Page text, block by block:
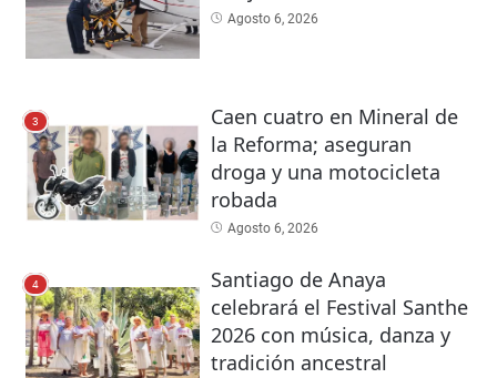
Agosto 6, 2026
3
Caen cuatro en Mineral de
la Reforma; aseguran
droga y una motocicleta
robada
Agosto 6, 2026
4
Santiago de Anaya
celebrará el Festival Santhe
2026 con música, danza y
tradición ancestral